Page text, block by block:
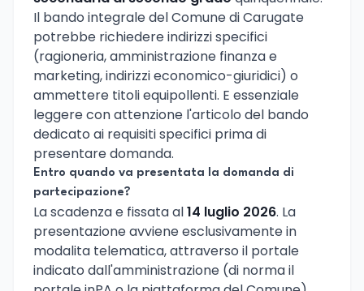
Il bando integrale del Comune di Carugate
potrebbe richiedere indirizzi specifici
(ragioneria, amministrazione finanza e
marketing, indirizzi economico-giuridici) o
ammettere titoli equipollenti. E essenziale
leggere con attenzione l'articolo del bando
dedicato ai requisiti specifici prima di
presentare domanda.
Entro quando va presentata la domanda di
partecipazione?
La scadenza e fissata al14 luglio 2026. La
presentazione avviene esclusivamente in
modalita telematica, attraverso il portale
indicato dall'amministrazione (di norma il